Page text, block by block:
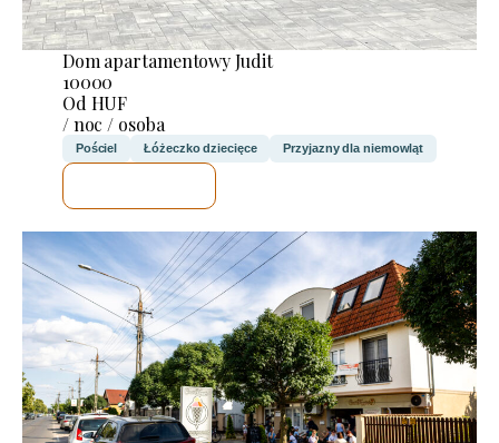
Dom apartamentowy Judit
10000
Od HUF
/ noc / osoba
Pościel Łóżeczko dziecięce Przyjazny dla niemowląt